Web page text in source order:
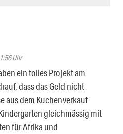
Uhr
ein tolles Projekt am
dass das Geld nicht
aus dem Kuchenverkauf
gleichmässig mit
für Afrika und